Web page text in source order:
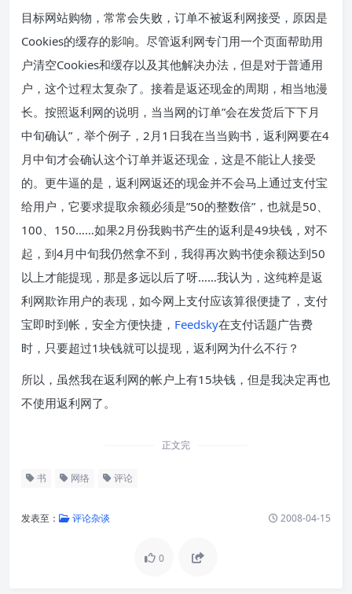
目标网站购物，常常会失败，订单不被返利网接受，原因是
Cookies的缓存的影响。尽管返利网专门用一个页面帮助用
户清空Cookies和缓存以及其他解决办法，但是对于普通用
户，这个过程太复杂了。接着是返还现金的周期，相当地漫
长。按照返利网的说明，当当网的订单”会在发货后下下月
中旬确认”，举个例子，2月1日我在当当购书，返利网要在4
月中旬才会确认这个订单并返还现金，这是不能让人接受
的。更牛逼的是，返利网返还的现金并不会马上通过支付宝
给用户，它要求提取余额必须是”50的整数倍”，也就是50、
100、150……如果2月份我购书产生的返利是49块钱，对不
起，到4月中旬我仍然拿不到，我得再次购书使余额达到50
以上才能提现，那是多远以后了呀……我认为，这纯粹是返
利网欺诈用户的表现，如今网上支付应该算很便捷了，支付
宝即时到帐，安全方便快捷， Feedsky在支付话题广告费
时，只要超过1块钱就可以提现，返利网为什么不行？
所以，虽然我在返利网的帐户上有15块钱，但是我决定再也
不使用返利网了。
正文完
书 网络 评论
发表至： 评论杂谈 2008-04-15
0